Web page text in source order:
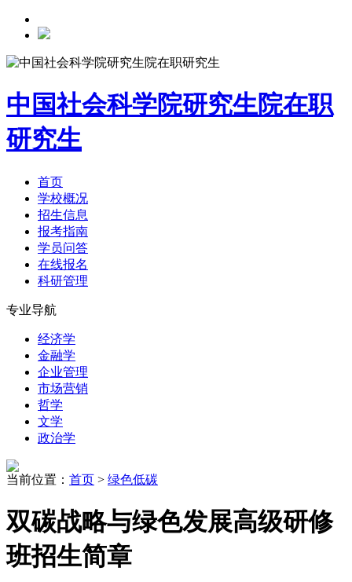
中国社会科学院研究生院在职
研究生
首页
学校概况
招生信息
报考指南
学员问答
在线报名
科研管理
专业导航
经济学
金融学
企业管理
市场营销
哲学
文学
政治学
当前位置： 首页 > 绿色低碳
双碳战略与绿色发展高级研修
班招生简章